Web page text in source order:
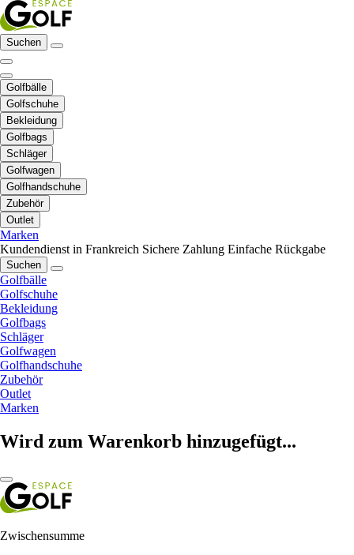
Suchen
Golfbälle
Golfschuhe
Bekleidung
Golfbags
Schläger
Golfwagen
Golfhandschuhe
Zubehör
Outlet
Marken
Kundendienst in Frankreich Sichere Zahlung Einfache Rückgabe
Suchen
Golfbälle
Golfschuhe
Bekleidung
Golfbags
Schläger
Golfwagen
Golfhandschuhe
Zubehör
Outlet
Marken
Wird zum Warenkorb hinzugefügt...
Zwischensumme